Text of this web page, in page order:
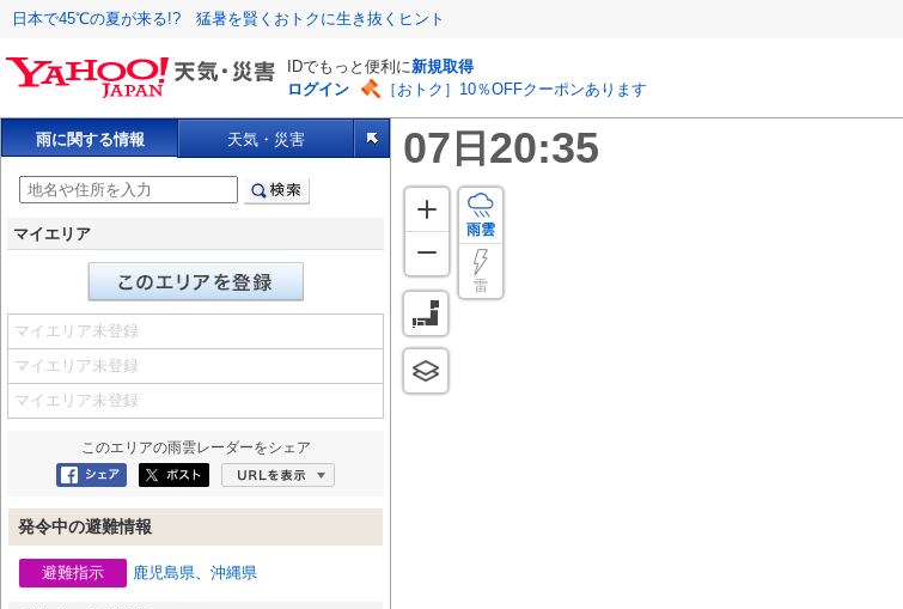
日本で45℃の夏が来る!? 猛暑を賢くおトクに生き抜くヒント
IDでもっと便利に新規取得
ログイン
［おトク］10％OFFクーポンあります
雨に関する情報 天気・災害
マイエリア
マイエリア未登録
マイエリア未登録
マイエリア未登録
このエリアの雨雲レーダーをシェア
Facebookにシェア
ポスト
発令中の避難情報
避難指示 鹿児島県、 沖縄県
雨雲
雷
07 日 20:35